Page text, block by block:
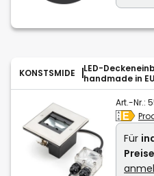
KONSTSMIDE
LED-
handmade in EU
Art.-Nr.:
Für
Preise